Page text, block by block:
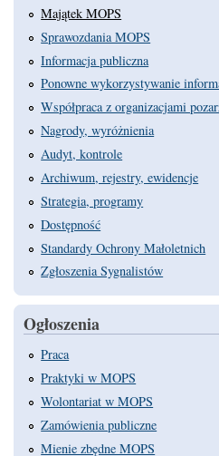
Majątek MOPS
Sprawozdania MOPS
Informacja publiczna
Ponowne wykorzystywanie
Współpraca z organizacjami
Nagrody, wyróżnienia
Audyt, kontrole
Archiwum, rejestry, ewidencje
Strategia, programy
Dostępność
Standardy Ochrony Małoletnich
Zgłoszenia Sygnalistów
Ogłoszenia
Praca
Praktyki w MOPS
Wolontariat w MOPS
Zamówienia publiczne
Mienie zbędne MOPS